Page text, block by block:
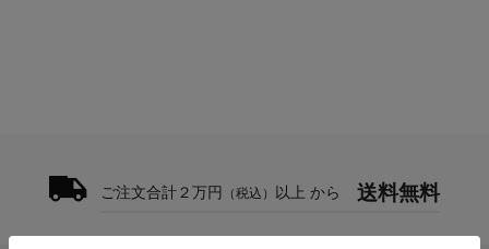
ご注文合計２万円 （税込） 以上 から 送料無料